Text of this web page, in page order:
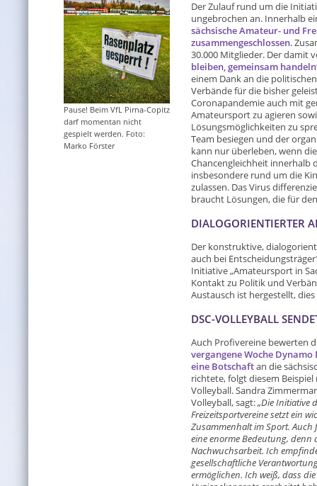
Der Zulauf rund um die
ungebrochen an. Innerhalb
sächsische Amateur- und
zusammengeschlossen.
30.000 Mitglieder. Der damit
bleiben, gemeinsam
einem Dank an die
Verbände für die bisher
Coronapandemie auch mit
Amateursport zu agieren
Lösungsmöglichkeiten zu
Team besiegen und der
kann nur überleben, wenn
Chancengleichheit innerhalb
insbesondere rund um die
zulassen. Das Virus
braucht Lösungen, die für
DIALOGORIENTIERTER
Der konstruktive,
auch bei
Initiative „Amateursport in
Kontakt zu Politik und
Austausch ist hergestellt,
DSC-VOLLEYBALL
Auch Profivereine bewerten
vergangene Woche
eine Botschaftan die
richtete, folgt diesem Beispiel
Volleyball. Sandra
Volleyball, sagt:„Die Initiative
Freizeitsportvereine setzt ein
Zusammenhalt im Sport.
eine enorme Bedeutung, denn
Nachwuchsarbeit. Ich
gesellschaftliche
ermöglichen. Ich weiß, dass
Pause! Beim VfL Pirna-Copitz
darf momentan nicht
gespielt werden. Foto:
Marko Förster